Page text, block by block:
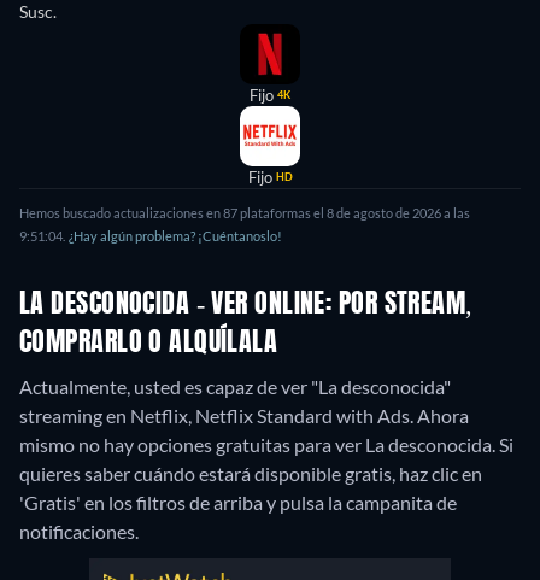
Susc.
Fijo 4K
Fijo HD
Hemos buscado actualizaciones en 87 plataformas el 8 de agosto de 2026 a las
9:51:04. ¿Hay algún problema? ¡Cuéntanoslo!
LA DESCONOCIDA - VER ONLINE: POR STREAM,
COMPRARLO O ALQUÍLALA
Actualmente, usted es capaz de ver "La desconocida"
streaming en Netflix, Netflix Standard with Ads.Ahora
mismo no hay opciones gratuitas para ver La desconocida. Si
quieres saber cuándo estará disponible gratis, haz clic en
'Gratis' en los filtros de arriba y pulsa la campanita de
notificaciones.